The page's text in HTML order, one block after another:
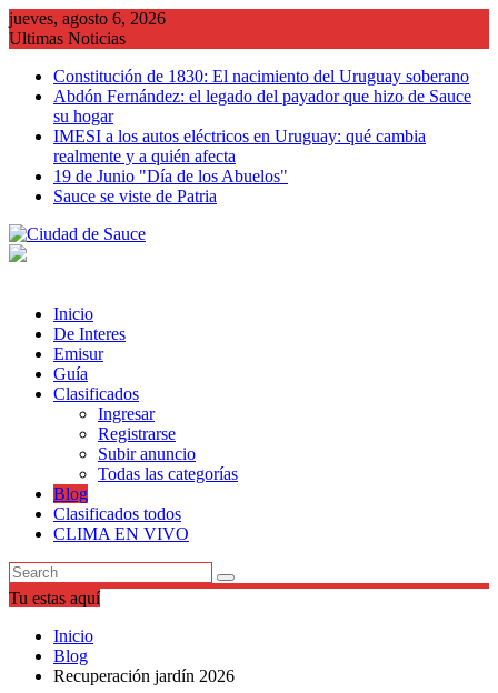
Saltar
al
jueves, agosto 6, 2026
Ultimas Noticias
Constitución de 1830: El nacimiento del Uruguay soberano
Abdón Fernández: el legado del payador que hizo de Sauce
su hogar
IMESI a los autos eléctricos en Uruguay: qué cambia
realmente y a quién afecta
19 de Junio "Día de los Abuelos"
Sauce se viste de Patria
Inicio
De Interes
Emisur
Guía
Clasificados
Ingresar
Registrarse
Subir anuncio
Todas las categorías
Blog
Clasificados todos
CLIMA EN VIVO
Tu estas aquí
Inicio
Blog
Recuperación jardín 2026